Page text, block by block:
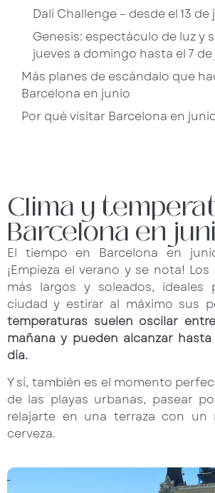
Dalí Challenge – desde el 13 de
Genesis: espectáculo de luz y
jueves a domingo hasta el 7
Más planes de escándalo que
Barcelona en junio
Por qué visitar Barcelona en
Clima y
Barcelona en
El tiempo en Barcelona en
¡Empieza el verano y se nota!
más largos y soleados, ideales
ciudad y estirar al máximo sus
temperaturas suelen oscilar
mañana y pueden alcanzar
día.
Y sí, también es el momento
de las playas urbanas, pasear
relajarte en una terraza con un
cerveza.